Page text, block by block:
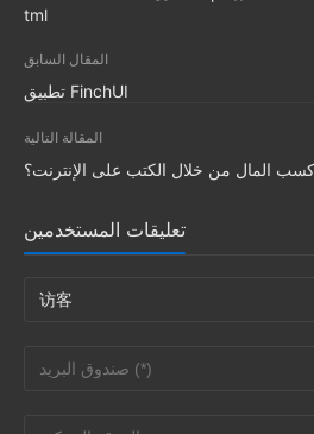
tml
المقال السابق
تطبيق FinchUI
المقالة التالية
كسب المال من خلال الكتب على الإنترنت؟
تعليقات المستخدمين